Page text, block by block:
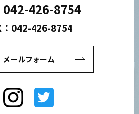
042-426-8754
：042-426-8754
メールフォーム